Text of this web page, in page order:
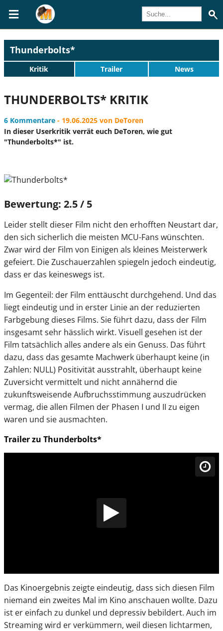
Thunderbolts*
Kritik Trailer News
THUNDERBOLTS* KRITIK
6 Kommentare - 19.06.2025 von DeToren
In dieser Userkritik verrät euch DeToren, wie gut
"Thunderbolts*" ist.
Bewertung: 2.5 / 5
Leider stellt dieser Film nicht den erhofften Neustart dar,
den sich sicherlich die meisten MCU-Fans wünschten.
Zwar wird der Film von Einigen als kleines Meisterwerk
gefeiert. Die Zuschauerzahlen spiegeln jedoch eindeutig,
dass er das keineswegs ist.
Im Gegenteil: der Film enttäuscht durchgehend. Und das
liegt eindeutig und in erster Linie an der reduzierten
Farbgebung dieses Films. Sie führt dazu, dass der Film
insgesamt sehr hässlich wirkt. Visuell gesehen ist der
Film tatsächlich alles andere als ein Genuss. Das führt
dazu, dass das gesamte Machwerk überhaupt keine (in
Zahlen: NULL) Positivität ausstrahlt, überhaupt keine
Zuversicht vermittelt und nicht annähernd die
zukunftsweisende Aufbruchsstimmung auszudrücken
vermag, die allen Filmen der Phasen I und II zu eigen
waren und sie ausmachten.
Trailer zu Thunderbolts*
Das Kinoergebnis zeigte eindeutig, dass sich diesen Film
niemand ein zweites Mal im Kino anschauen wollte. Dazu
ist er einfach zu dunkel und depressiv bebildert. Auch im
Streaming wird er verkümmern, weil diesen lichtarmen,